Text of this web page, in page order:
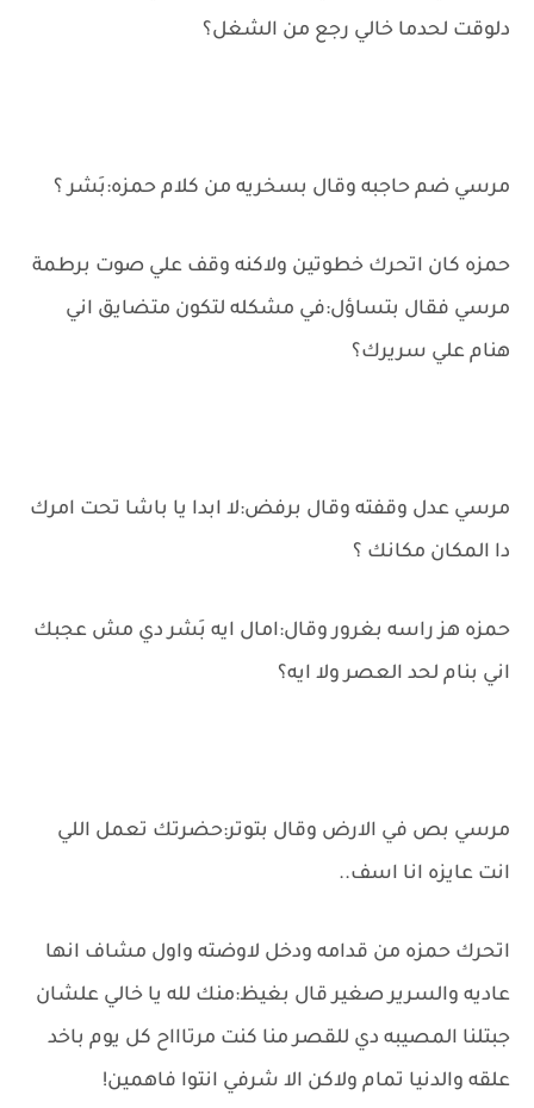
دلوقت لحدما خالي رجع من الشغل؟
مرسي ضم حاجبه وقال بسخريه من كلام حمزه:بَشر ؟
حمزه كان اتحرك خطوتين ولاكنه وقف علي صوت برطمة
مرسي فقال بتساؤل:في مشكله لتكون متضايق اني
هنام علي سريرك؟
مرسي عدل وقفته وقال برفض:لا ابدا يا باشا تحت امرك
دا المكان مكانك ؟
حمزه هز راسه بغرور وقال:امال ايه بَشر دي مش عجبك
اني بنام لحد العصر ولا ايه؟
مرسي بص في الارض وقال بتوتر:حضرتك تعمل اللي
انت عايزه انا اسف..
اتحرك حمزه من قدامه ودخل لاوضته واول مشاف انها
عاديه والسرير صغير قال بغيظ:منك لله يا خالي علشان
جبتلنا المصيبه دي للقصر منا كنت مرتاااح كل يوم باخد
علقه والدنيا تمام ولاكن الا شرفي انتوا فاهمين!